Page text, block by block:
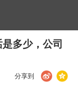
多少，公司
分享到